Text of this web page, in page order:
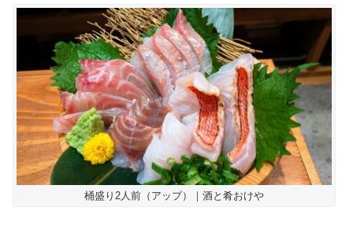
桶盛り2人前（アップ）｜酒と肴おけや